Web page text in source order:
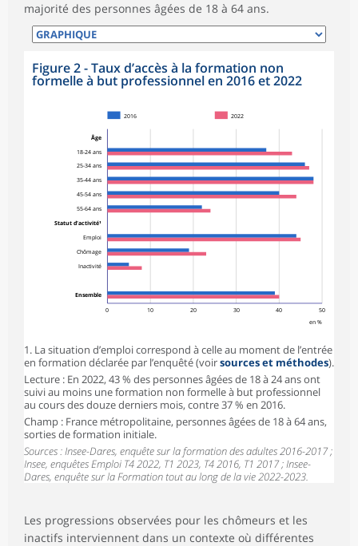
majorité des personnes âgées de 18 à 64 ans.
Figure 2 - Taux d’accès à la formation non
formelle à but professionnel en 2016 et 2022
0 10 20 30 40 50
en %
Âge
18-24 ans
25-34 ans
35-44 ans
45-54 ans
55-64 ans
Statut d'activité¹
Emploi
Chômage
Inactivité
Ensemble
2016 2022
1. La situation d’emploi correspond à celle au moment de l’entrée
en formation déclarée par l’enquêté (voirsources et méthodes).
Lecture : En 2022, 43 % des personnes âgées de 18 à 24 ans ont
suivi au moins une formation non formelle à but professionnel
au cours des douze derniers mois, contre 37 % en 2016.
Champ : France métropolitaine, personnes âgées de 18 à 64 ans,
sorties de formation initiale.
Sources : Insee-Dares, enquête sur la formation des adultes 2016-2017 ;
Insee, enquêtes Emploi T4 2022, T1 2023, T4 2016, T1 2017 ; Insee-
Dares, enquête sur la Formation tout au long de la vie 2022-2023.
Les progressions observées pour les chômeurs et les
inactifs interviennent dans un contexte où différentes